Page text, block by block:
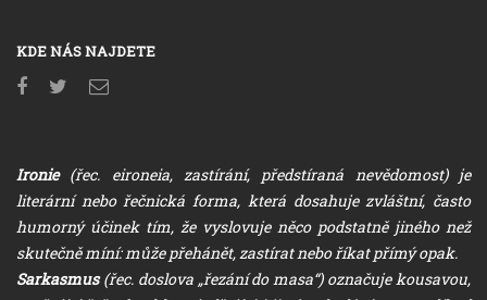
KDE NÁS NAJDETE
Ironie(řec. eironeia, zastírání, předstíraná nevědomost) je
literární nebo řečnická forma, která dosahuje zvláštní, často
humorný účinek tím, že vyslovuje něco podstatně jiného než
skutečně míní: může přehánět, zastírat nebo říkat přímý opak.
Sarkasmus(řec. doslova „řezání do masa“) označuje kousavou,